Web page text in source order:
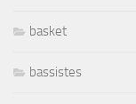
basket
bassistes